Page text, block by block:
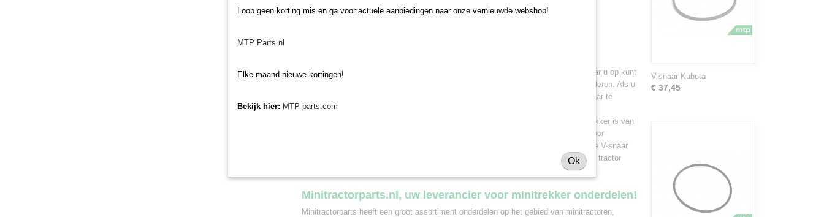
types:
Om te bepalen wanneer u een V-snaar moet vervangen, zijn er een paar dingen waar u op kunt
letten. Ten eerste is het belangrijk om regelmatig de staat van de V-snaar te controleren. Als u
scheuren, slijtage of beschadigingen opmerkt, is het waarschijnlijk tijd om de V-snaar te
vervangen.
Wanneer u deze V-snaar Iseki TX1300/TX1500 gaat vervangen op uw Iseki minitrekker is van
belang om het typenummer van uw tractor te vergelijken. De V-snaar is geschikt voor
meerdere Iseki mini tractoren. Bij Minitractorparts kunnen wij u ook adviseren welke V-snaar
het beste geschikt is voor uw minitrekker. Neem hiervoor contact op met onze mini tractor
Minitractorparts.nl, uw leverancier voor minitrekker onderdelen!
Minitractorparts heeft een groot assortiment onderdelen op het gebied van minitractoren,
V-snaar Kubota
€ 37,45
Loop geen korting mis en ga voor actuele aanbiedingen naar onze vernieuwde webshop!
MTP Parts.nl
Elke maand nieuwe kortingen!
Bekijk hier: MTP-parts.com
Ok